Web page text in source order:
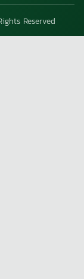
Reserved